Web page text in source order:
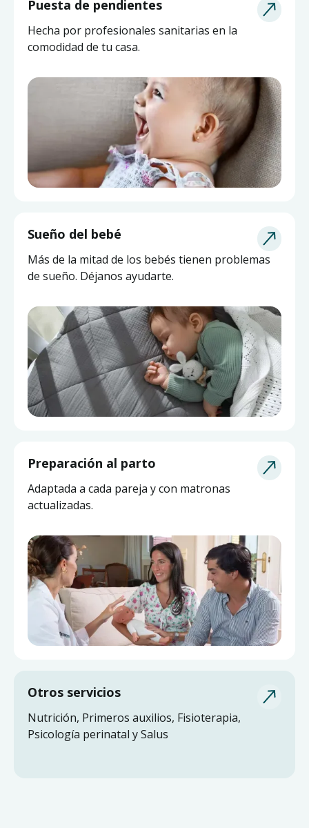
Puesta de pendientes
Hecha por profesionales sanitarias en la
comodidad de tu casa.
Asesoría de Lactancia
Pide ayuda a una matrona experta y actualizada
sin salir de casa.
Preparación al parto
Adaptada a cada pareja y con matronas
actualizadas.
Sueño del bebé
Más de la mitad de los bebés tienen problemas
de sueño. Déjanos ayudarte.
Otros servicios
Nutrición, Primeros auxilios, Fisioterapia,
Psicología perinatal y Salus